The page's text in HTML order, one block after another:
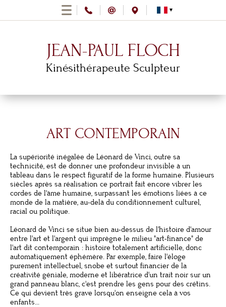
JEAN-PAUL FLOCH
Kinésithérapeute Sculpteur
ART CONTEMPORAIN
La supériorité inégalée de Léonard de Vinci, outre sa
technicité, est de donner une profondeur invisible à un
tableau dans le respect figuratif de la forme humaine. Plusieurs
siècles après sa réalisation ce portrait fait encore vibrer les
cordes de l'âme humaine, surpassant les émotions liées à ce
monde de la matière, au-delà du conditionnement culturel,
racial ou politique.
Léonard de Vinci se situe bien au-dessus de l'histoire d'amour
entre l'art et l'argent qui imprègne le milieu "art-finance" de
l'art dit contemporain : histoire totalement artificielle, donc
automatiquement éphémère. Par exemple, faire l'éloge
purement intellectuel, snobe et surtout financier de la
créativité géniale, moderne et libératrice d'un trait noir sur un
grand panneau blanc, c'est prendre les gens pour des crétins.
Ce qui devient très grave lorsqu'on enseigne cela à vos
enfants...